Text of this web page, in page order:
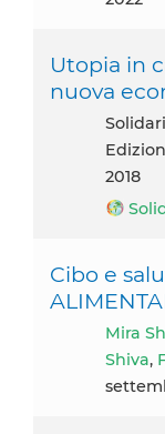
Utopia in
nuova
2018
Cibo e
Mira
Shiva,